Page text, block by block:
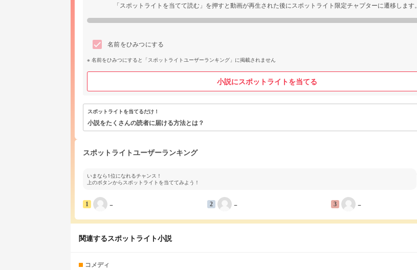
「スポットライトを当てて読む」を押すと動画が再生された後にスポットライト限定チャプターに遷移します。
名前をひみつにする
名前をひみつにすると「スポットライトユーザーランキング」に掲載されません
小説にスポットライトを当てる
スポットライトを当てるだけ！
小説をたくさんの読者に届ける方法とは？
スポットライトユーザーランキング
いまなら1位になれるチャンス！
上のボタンからスポットライトを当ててみよう！
1 − 2 − 3 −
関連するスポットライト小説
コメディ